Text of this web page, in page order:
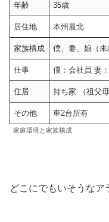
年齢 35歳
居住地 本州最北
家族構成 僕、妻、娘（未
仕事 僕：会社員 妻
住居 持ち家 （祖父母
その他 車2台所有
家庭環境と家族構成
どこにでもいそうなア